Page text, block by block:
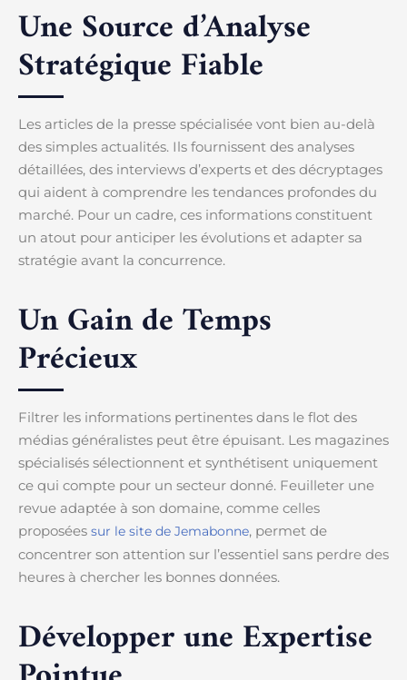
Une Source d’Analyse
Stratégique Fiable
Les articles de la presse spécialisée vont bien au-delà
des simples actualités. Ils fournissent des analyses
détaillées, des interviews d’experts et des décryptages
qui aident à comprendre les tendances profondes du
marché. Pour un cadre, ces informations constituent
un atout pour anticiper les évolutions et adapter sa
stratégie avant la concurrence.
Un Gain de Temps
Précieux
Filtrer les informations pertinentes dans le flot des
médias généralistes peut être épuisant. Les magazines
spécialisés sélectionnent et synthétisent uniquement
ce qui compte pour un secteur donné. Feuilleter une
revue adaptée à son domaine, comme celles
proposées sur le site de Jemabonne, permet de
concentrer son attention sur l’essentiel sans perdre des
heures à chercher les bonnes données.
Développer une Expertise